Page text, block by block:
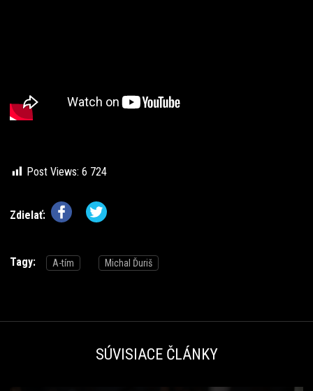
Post Views: 6 724
Zdielať:
Tagy: A-tím Michal Ďuriš
SÚVISIACE ČLÁNKY